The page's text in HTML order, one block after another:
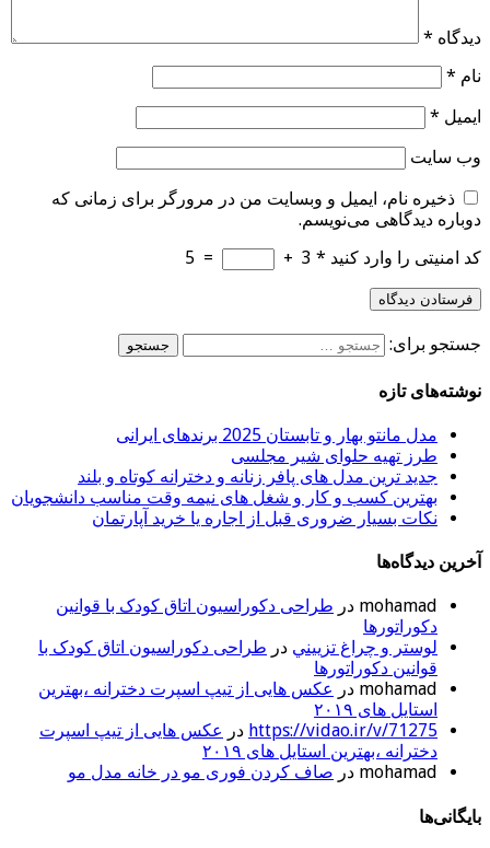
دیدگاه *
نام *
ایمیل *
وب‌ سایت
ذخیره نام، ایمیل و وبسایت من در مرورگر برای زمانی که
دوباره دیدگاهی می‌نویسم.
کد امنیتی را وارد کنید *
3
+
=
5
جستجو برای:
نوشته‌های تازه
مدل مانتو بهار و تابستان 2025 برندهای ایرانی
طرز تهیه حلوای شیر مجلسی
جدید ترین مدل های پافر زنانه و دخترانه کوتاه و بلند
بهترین کسب و کار و شغل های نیمه وقت مناسب دانشجویان
نکات بسیار ضروری قبل از اجاره یا خرید آپارتمان
آخرین دیدگاه‌ها
mohamad در طراحی دکوراسیون اتاق کودک با قوانین
دکوراتورها
لوستر و چراغ تزييني در طراحی دکوراسیون اتاق کودک با
قوانین دکوراتورها
mohamad در عکس هایی از تیپ اسپرت دخترانه ،بهترین
استایل های ۲۰۱۹
https://vidao.ir/v/71275 در عکس هایی از تیپ اسپرت
دخترانه ،بهترین استایل های ۲۰۱۹
mohamad در صاف کردن فوری مو در خانه مدل مو
بایگانی‌ها